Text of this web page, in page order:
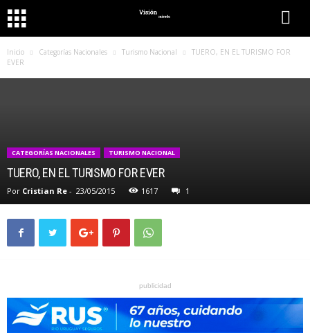
Inicio Categorías Nacionales Turismo Nacional
TUERO, EN EL TURISMO FOR
EVER
CATEGORÍAS NACIONALES TURISMO NACIONAL
TUERO, EN EL TURISMO FOR EVER
Por Cristian Re - 23/05/2015 1617 1
publicidad